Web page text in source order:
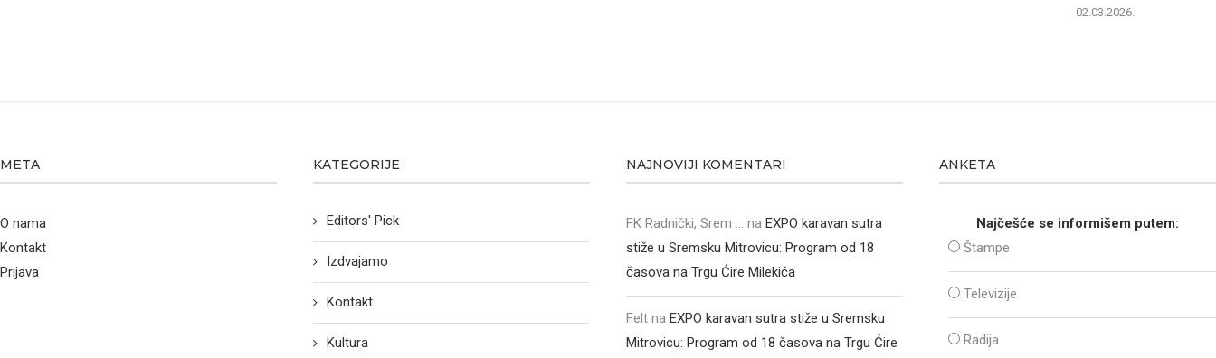
02.03.2026.
META
O nama
Kontakt
Prijava
KATEGORIJE
Editors' Pick
Izdvajamo
Kontakt
Kultura
NAJNOVIJI KOMENTARI
FK Radnički, Srem ... naEXPO karavan sutra
stiže u Sremsku Mitrovicu: Program od 18
časova na Trgu Ćire Milekića
Felt naEXPO karavan sutra stiže u Sremsku
Mitrovicu: Program od 18 časova na Trgu Ćire
ANKETA
Najčešće se informišem putem:
Štampe
Televizije
Radija